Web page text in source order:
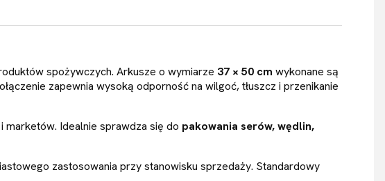
spożywczych. Arkusze o wymiarze 37 × 50 cm wykonane są
zapewnia wysoką odporność na wilgoć, tłuszcz i przenikanie
Idealnie sprawdza się do pakowania serów, wędlin,
zastosowania przy stanowisku sprzedaży. Standardowy